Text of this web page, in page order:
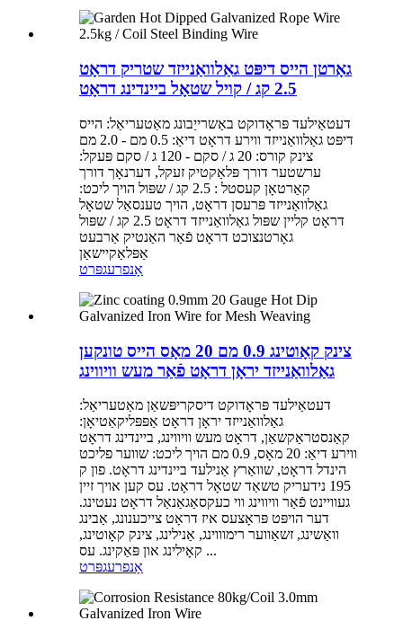
גאָרטן הייס דיפּט גאַלוואַנייזד שטריק דראָט
2.5 קג / קויל שטאָל ביינדינג דראָט
דעטאַילעד פּראָדוקט באַשרייַבונג מאַטעריאַל: הייס
דיפּט גאַלוואַנייזד ווירע דראָט דיאַ: 0.5 מם - 2.0 מם
צינק קורס: 20 ג / סקם - 120 ג / סקם פּעקל:
ערשטער דורך פּלאַקטיק זעקל, דערנאָך דורך
קאַרטאָן קעסטל : 2.5 קג / שפּול הויך ליכט:
גאַלוואַנייזד פּרעסן דראָט, הויך טענסאַל שטאָל
דראָט קליין שפּול גאַלוואַנייזד דראָט 2.5 קג / שפּול
גאָרטנצוכט דראָט פֿאַר האַנטיק אַרבעט
אַפּלאַקיישאַן
אָנפרעגפּרט
צינק קאָוטינג 0.9 מם 20 מאָס הייס טונקען
גאַלוואַנייזד יראָן דראָט פֿאַר מעש וויווינג
דעטאַילעד פּראָדוקט דיסקריפּשאַן מאַטעריאַל:
גאַלוואַנייזד יראָן דראָט אַפּפּליקאַטיאָן:
קאַנסטראַקשאַן, דראָט מעש וויווינג, ביינדינג דראָט
ווירע דיאַ: 20 מאָס, 0.9 מם הויך ליכט: שווער פליכט
הינדל דראָט, שוואַרץ אַנילעד ביינדינג דראָט. פון ק
195 נידעריק טשאַד שטאָל דראָט. עס קען אויך זיין
געוויינט פֿאַר וויווינג ווי כעקסאַגאַנאַל דראָט נעטינג.
דער הויפּט פּראָצעס איז דראָט צייכענונג, אַבינג
וואַשינג, זשאַווער רימוווינג, אַנילינג, צינק קאָוטינג,
קאָילינג און פּאַקינג. עס ...
אָנפרעגפּרט